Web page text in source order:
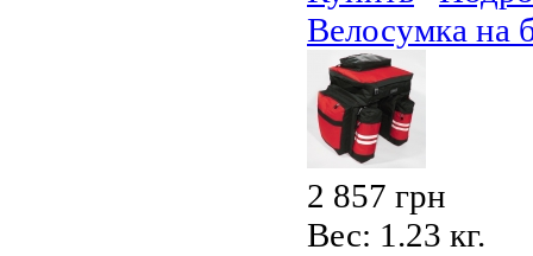
Велосумка на
2 857 грн
Вес: 1.23 кг.